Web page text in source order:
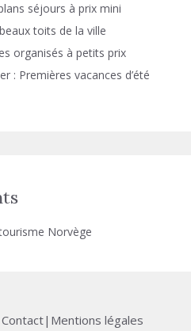
séjours à prix mini
toits de la ville
organisés à petits prix
: Premières vacances d’été
Norvège
Contact| Mentions légales